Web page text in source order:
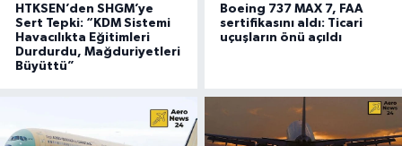
HTKSEN’den SHGM’ye
Sert Tepki: “KDM Sistemi
Havacılıkta Eğitimleri
Durdurdu, Mağduriyetleri
Büyüttü”
Boeing 737 MAX 7, FAA
sertifikasını aldı: Ticari
uçuşların önü açıldı